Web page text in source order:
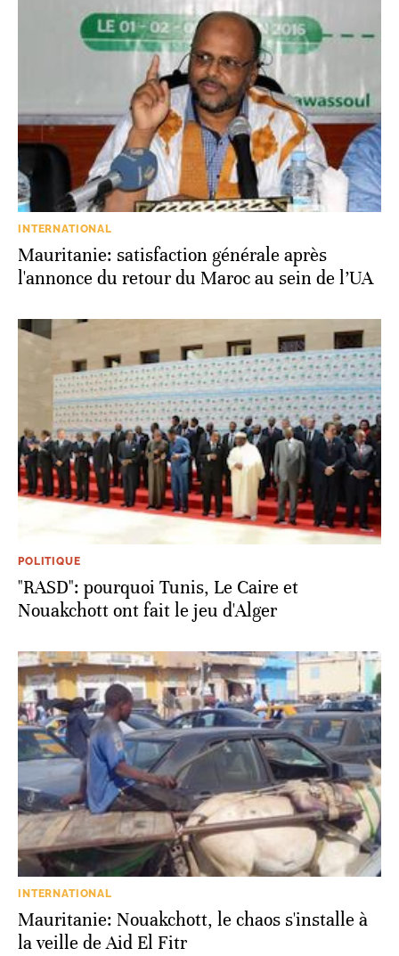
INTERNATIONAL
Mauritanie: satisfaction générale après
l'annonce du retour du Maroc au sein de l’UA
POLITIQUE
"RASD": pourquoi Tunis, Le Caire et
Nouakchott ont fait le jeu d'Alger
INTERNATIONAL
Mauritanie: Nouakchott, le chaos s'installe à
la veille de Aid El Fitr